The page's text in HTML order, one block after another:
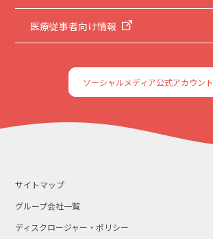
医療従事者向け情報
ソーシャルメディア公式アカウント
サイトマップ
グループ会社一覧
ディスクロージャー・ポリシー